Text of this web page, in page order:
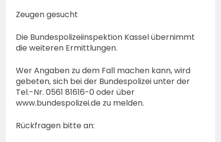
Zeugen gesucht
Die Bundespolizeiinspektion Kassel übernimmt
die weiteren Ermittlungen.
Wer Angaben zu dem Fall machen kann, wird
gebeten, sich bei der Bundespolizei unter der
Tel.-Nr. 0561 81616-0 oder über
www.bundespolizei.de zu melden.
Rückfragen bitte an: